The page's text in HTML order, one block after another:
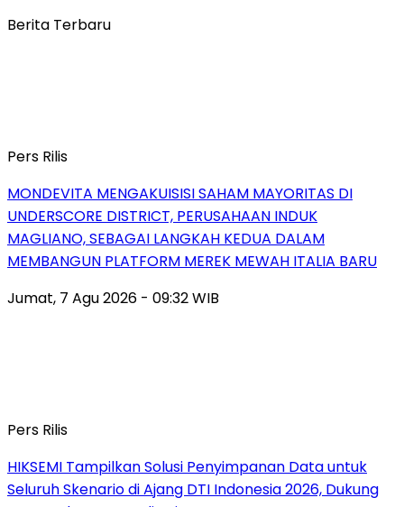
Berita Terbaru
Pers Rilis
MONDEVITA MENGAKUISISI SAHAM MAYORITAS DI
UNDERSCORE DISTRICT, PERUSAHAAN INDUK
MAGLIANO, SEBAGAI LANGKAH KEDUA DALAM
MEMBANGUN PLATFORM MEREK MEWAH ITALIA BARU
Jumat, 7 Agu 2026 - 09:32 WIB
Pers Rilis
HIKSEMI Tampilkan Solusi Penyimpanan Data untuk
Seluruh Skenario di Ajang DTI Indonesia 2026, Dukung